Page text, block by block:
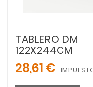
TABLERO DM
122X244CM
28,61 €